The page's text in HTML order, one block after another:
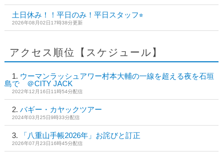
土日休み！！平日のみ！平日スタッフ⭐︎
2026年08月02日17時38分更新
アクセス順位【スケジュール】
ウーマンラッシュアワー村本大輔の一線を超える夜を石垣
島で ＠CITY JACK
2022年12月16日11時54分配信
バギー・カヤックツアー
2024年03月25日9時33分配信
「八重山手帳2026年」お詫びと訂正
2026年07月23日16時45分配信